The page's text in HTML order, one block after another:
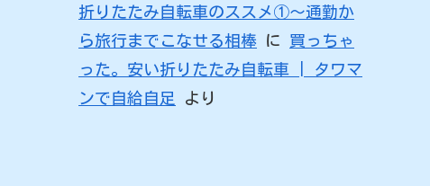
折りたたみ自転車のススメ①〜通勤か
ら旅行までこなせる相棒 に 買っちゃ
った。安い折りたたみ自転車 | タワマ
ンで自給自足
より